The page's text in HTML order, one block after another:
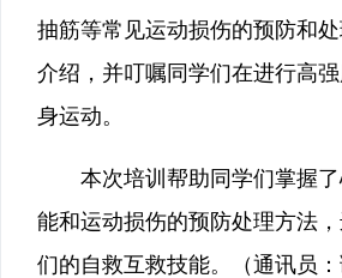
抽筋等常见运动损伤的预防和
介绍，并叮嘱同学们在进行高
身运动。
本次培训帮助同学们掌握
能和运动损伤的预防处理方法
们的自救互救技能。（通讯员：